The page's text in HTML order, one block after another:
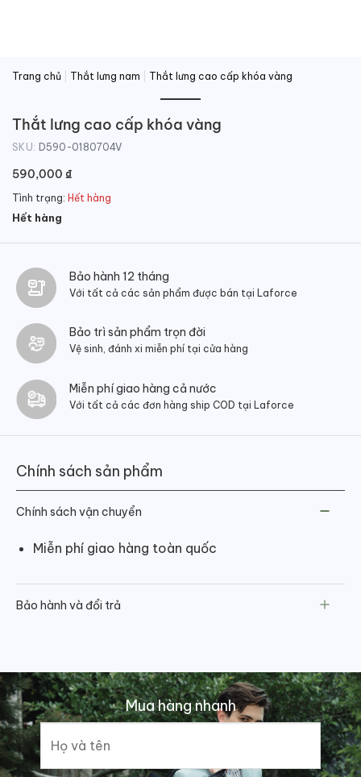
Trang chủ Thắt lưng nam Thắt lưng cao cấp khóa vàng
Thắt lưng cao cấp khóa vàng
SKU: D590-0180704V
590,000 ₫
Tình trạng: Hết hàng
Hết hàng
Bảo hành 12 tháng
Với tất cả các sản phẩm được bán tại Laforce
Bảo trì sản phẩm trọn đời
Vệ sinh, đánh xi miễn phí tại cửa hàng
Miễn phí giao hàng cả nước
Với tất cả các đơn hàng ship COD tại Laforce
Chính sách sản phẩm
Chính sách vận chuyển
Miễn phí giao hàng toàn quốc
Bảo hành và đổi trả
Mua hàng nhanh